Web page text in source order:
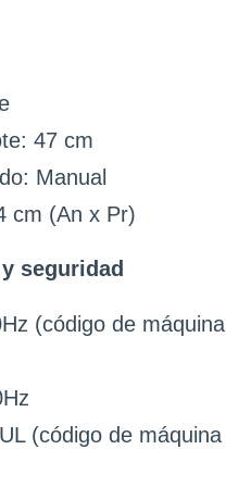
47 cm
Manual
cm (An x Pr)
seguridad
(código de máquina
(código de máquina